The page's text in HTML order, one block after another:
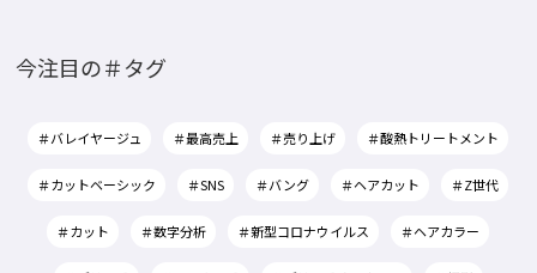
今注目の＃タグ
＃バレイヤージュ ＃最高売上 ＃売り上げ ＃酸熱トリートメント
＃カットベーシック ＃SNS ＃バング ＃ヘアカット ＃Z世代
＃カット ＃数字分析 ＃新型コロナウイルス ＃ヘアカラー